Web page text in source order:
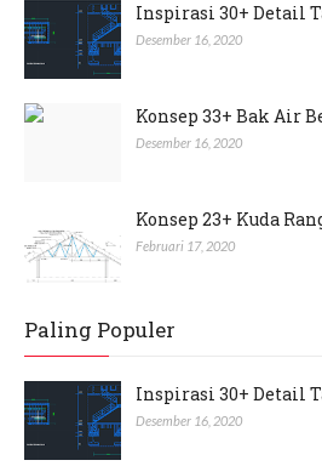
Inspirasi 30+ Detail
Desember 16, 2020
Konsep 33+ Bak Air
Desember 16, 2020
Konsep 23+ Kuda
Februari 17, 2020
Paling Populer
Inspirasi 30+ Detail
Desember 16, 2020